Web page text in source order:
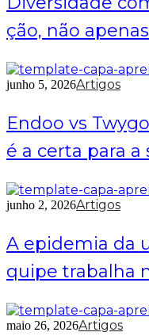
ção, não
junho 5, 2026Artigos
Endoo vs
é a certa para a
junho 2, 2026Artigos
A epidemia da
quipe trabalha
maio 26, 2026Artigos